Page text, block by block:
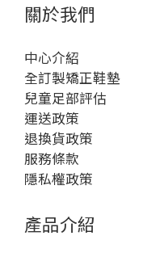
關於我們
中心介紹
全訂製矯正鞋墊
兒童足部評估
運送政策
退換貨政策
服務條款
隱私權政策
產品介紹